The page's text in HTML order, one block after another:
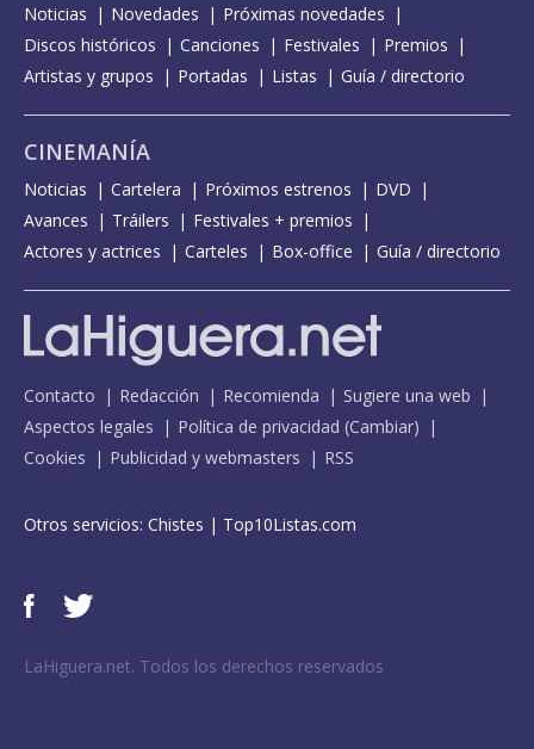
Noticias Novedades
Próximas novedades
Discos históricos
Canciones Festivales
Premios
Artistas y grupos
Portadas Listas Guía / directorio
CINEMANÍA
Noticias Cartelera Próximos estrenos
DVD
Avances
Tráilers
Festivales + premios
Actores y actrices
Carteles Box-office Guía / directorio
Contacto Redacción Recomienda
Sugiere una web
Aspectos legales
Política de privacidad (Cambiar)
Cookies
Publicidad y webmasters RSS
Otros servicios: Chistes | Top10Listas.com
LaHiguera.net. Todos los derechos reservados